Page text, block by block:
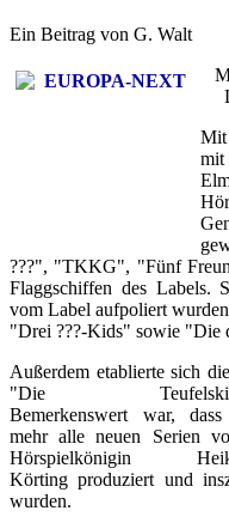
Ein Beitrag von G. Walt
Mit
mit
???", "TKKG", "Fünf
Flaggschiffen des Labels.
vom Label aufpoliert
"Drei ???-Kids" sowie "Die
Außerdem etablierte sich
"Die
Bemerkenswert war,
mehr alle neuen Serien
Hörspielkönigin
Körting produziert und
wurden.